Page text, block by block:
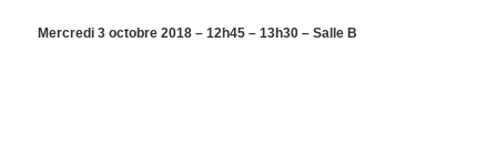
Mercredi 3 octobre 2018 – 12h45 – 13h30 – Salle B